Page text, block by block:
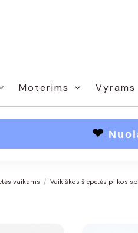
Moterims Vyrams
❤
vaikams Vaikiškos šlepetės pilkos